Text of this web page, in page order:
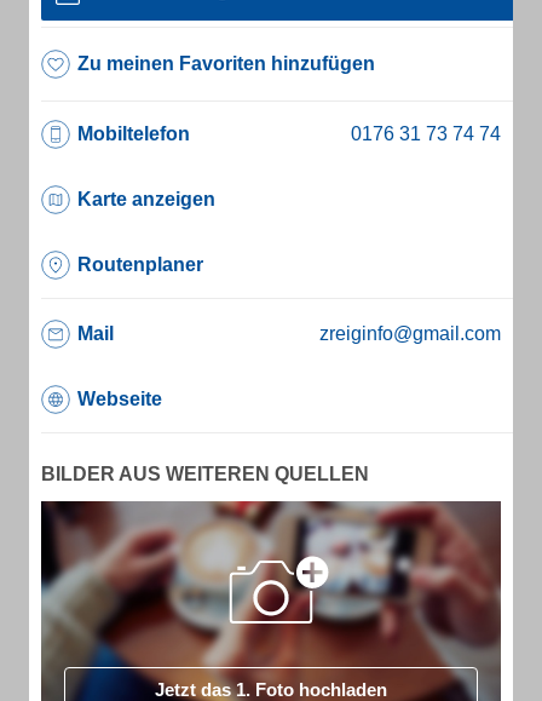
Zu meinen Favoriten hinzufügen
Mobiltelefon
Karte anzeigen
Routenplaner
Mail zreiginfo@gmail.com
Webseite
BILDER AUS WEITEREN QUELLEN
Jetzt das 1. Foto hochladen